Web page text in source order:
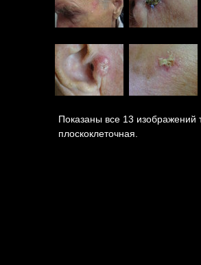
Показаны все 13 изображений
плоскоклеточная.